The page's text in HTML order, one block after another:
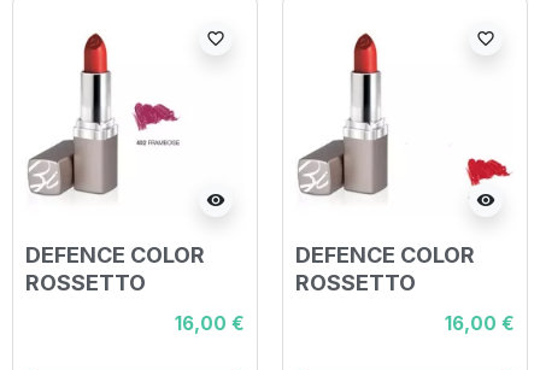
visibility
favorite_border
DEFENCE COLOR
ROSSETTO
CLASSICO LIPVMAT
16,00 €
visibility
favorite_border
DEFENCE COLOR
ROSSETTO
CLASSICO LIPVMAT
16,00 €